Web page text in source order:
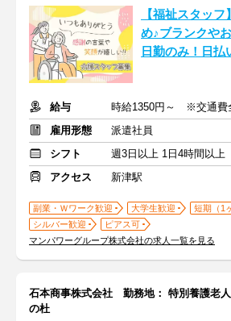
【福祉スタッ
め♪ブランクや
日勤のみ！日払
給与
時給1350円～ ※交通費
雇用形態
派遣社員
シフト
週3日以上 1日4時間以上
アクセス
新津駅
副業・Ｗワーク歓迎 大学生歓迎
短期（1
シルバー歓迎
ピアス可
マンパワーグループ株式会社の求人一覧を見る
石本商事株式会社 勤務地： 特別養護老
の杜